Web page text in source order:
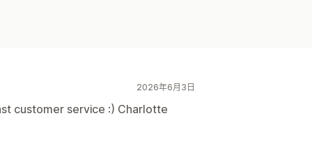
2026年6月3日
customer service :) Charlotte